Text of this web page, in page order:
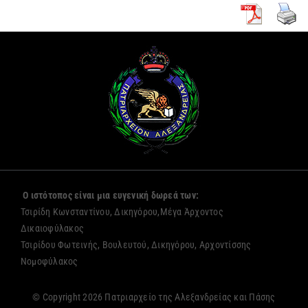
Ο ιστότοπος είναι μια ευγενική δωρεά των:
Τσιρίδη Κωνσταντίνου, Δικηγόρου,Μέγα Άρχοντος
Δικαιοφύλακος
Τσιρίδου Φωτεινής, Βουλευτού, Δικηγόρου, Αρχοντίσσης
Νομοφύλακος
© Copyright 2026 Πατριαρχείο της Αλεξανδρείας και Πάσης